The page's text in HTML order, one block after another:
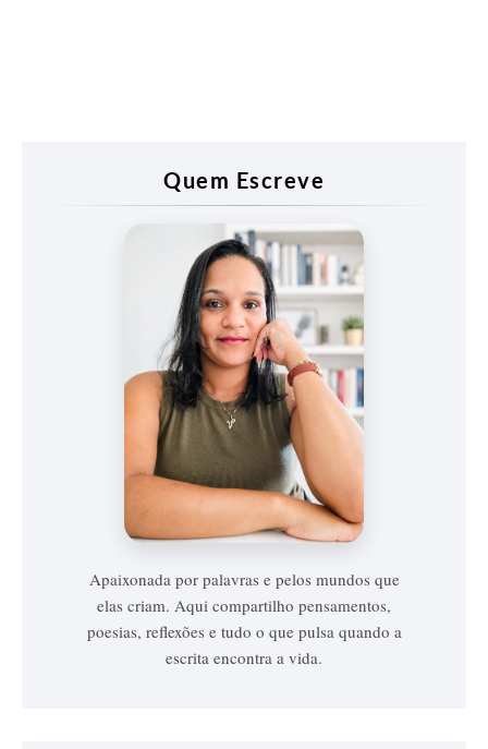
Quem Escreve
Vanessa
Vieira
Apaixonada por palavras e pelos mundos que
elas criam. Aqui compartilho pensamentos,
poesias, reflexões e tudo o que pulsa quando a
escrita encontra a vida.